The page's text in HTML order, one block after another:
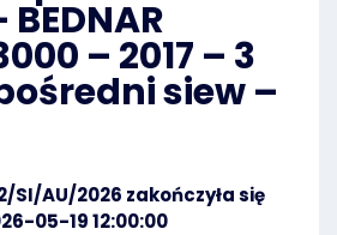
– 2017 – 3
siew –
SI/AU/2026 zakończyła się
05-19 12:00:00